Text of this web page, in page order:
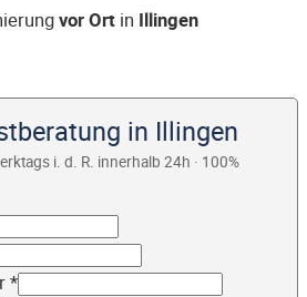
vor Ort in Illingen
in Illingen
i. d. R. innerhalb 24h · 100%
*